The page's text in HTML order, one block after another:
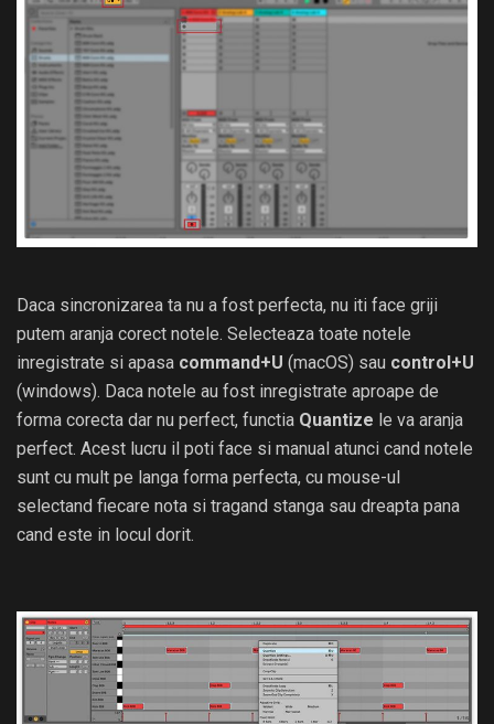
Daca sincronizarea ta nu a fost perfecta, nu iti face griji
putem aranja corect notele. Selecteaza toate notele
inregistrate si apasa command+U (macOS) sau control+U
(windows). Daca notele au fost inregistrate aproape de
forma corecta dar nu perfect, functia Quantize le va aranja
perfect. Acest lucru il poti face si manual atunci cand notele
sunt cu mult pe langa forma perfecta, cu mouse-ul
selectand fiecare nota si tragand stanga sau dreapta pana
cand este in locul dorit.